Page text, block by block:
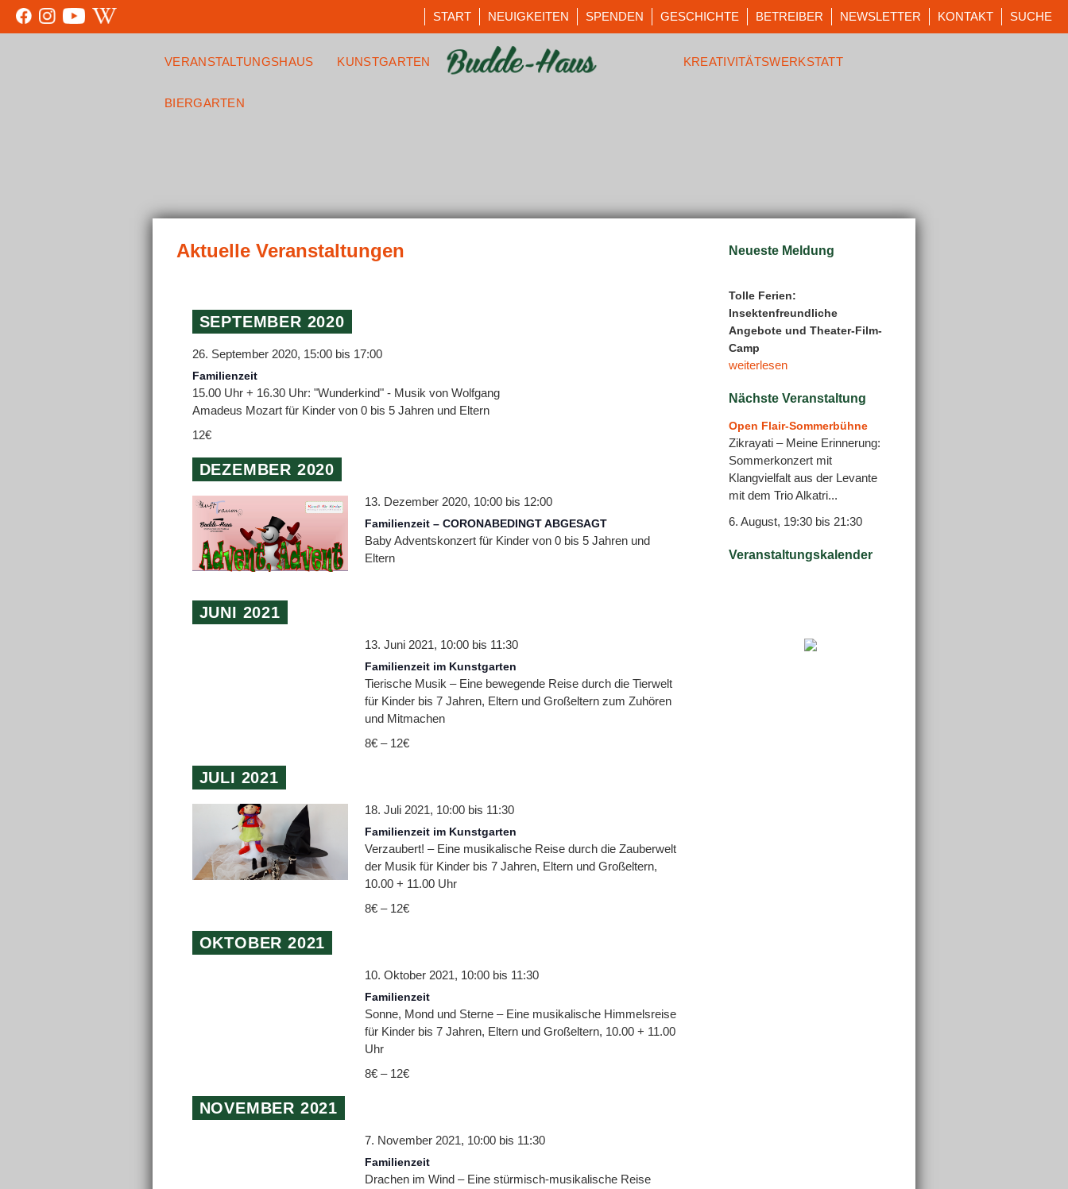
START NEUIGKEITEN SPENDEN GESCHICHTE BETREIBER NEWSLETTER KONTAKT SUCHE
VERANSTALTUNGSHAUS KUNSTGARTEN KREATIVITÄTSWERKSTATT
BIERGARTEN
SEPTEMBER 2020
Familienzeit
26. September 2020, 15:00bis 17:00
15.00 Uhr + 16.30 Uhr: "Wunderkind" - Musik von Wolfgang
Amadeus Mozart für Kinder von 0 bis 5 Jahren und Eltern
12€
DEZEMBER 2020
Familienzeit – CORONABEDINGT ABGESAGT
13. Dezember 2020, 10:00bis 12:00
Baby Adventskonzert für Kinder von 0 bis 5 Jahren und
Eltern
JUNI 2021
Familienzeit im Kunstgarten
13. Juni 2021, 10:00bis 11:30
Tierische Musik – Eine bewegende Reise durch die Tierwelt
für Kinder bis 7 Jahren, Eltern und Großeltern zum Zuhören
und Mitmachen
8€ – 12€
JULI 2021
Familienzeit im Kunstgarten
18. Juli 2021, 10:00bis 11:30
Verzaubert! – Eine musikalische Reise durch die Zauberwelt
der Musik für Kinder bis 7 Jahren, Eltern und Großeltern,
10.00 + 11.00 Uhr
8€ – 12€
OKTOBER 2021
Familienzeit
10. Oktober 2021, 10:00bis 11:30
Sonne, Mond und Sterne – Eine musikalische Himmelsreise
für Kinder bis 7 Jahren, Eltern und Großeltern, 10.00 + 11.00
Uhr
8€ – 12€
NOVEMBER 2021
Familienzeit
7. November 2021, 10:00bis 11:30
Drachen im Wind – Eine stürmisch-musikalische Reise
Neueste Meldung
Tolle Ferien:
Insektenfreundliche
Angebote und Theater-Film-
Camp
weiterlesen
Nächste Veranstaltung
Open Flair-Sommerbühne
Zikrayati – Meine Erinnerung:
Sommerkonzert mit
Klangvielfalt aus der Levante
mit dem Trio Alkatri...
6. August, 19:30 bis 21:30
Veranstaltungskalender